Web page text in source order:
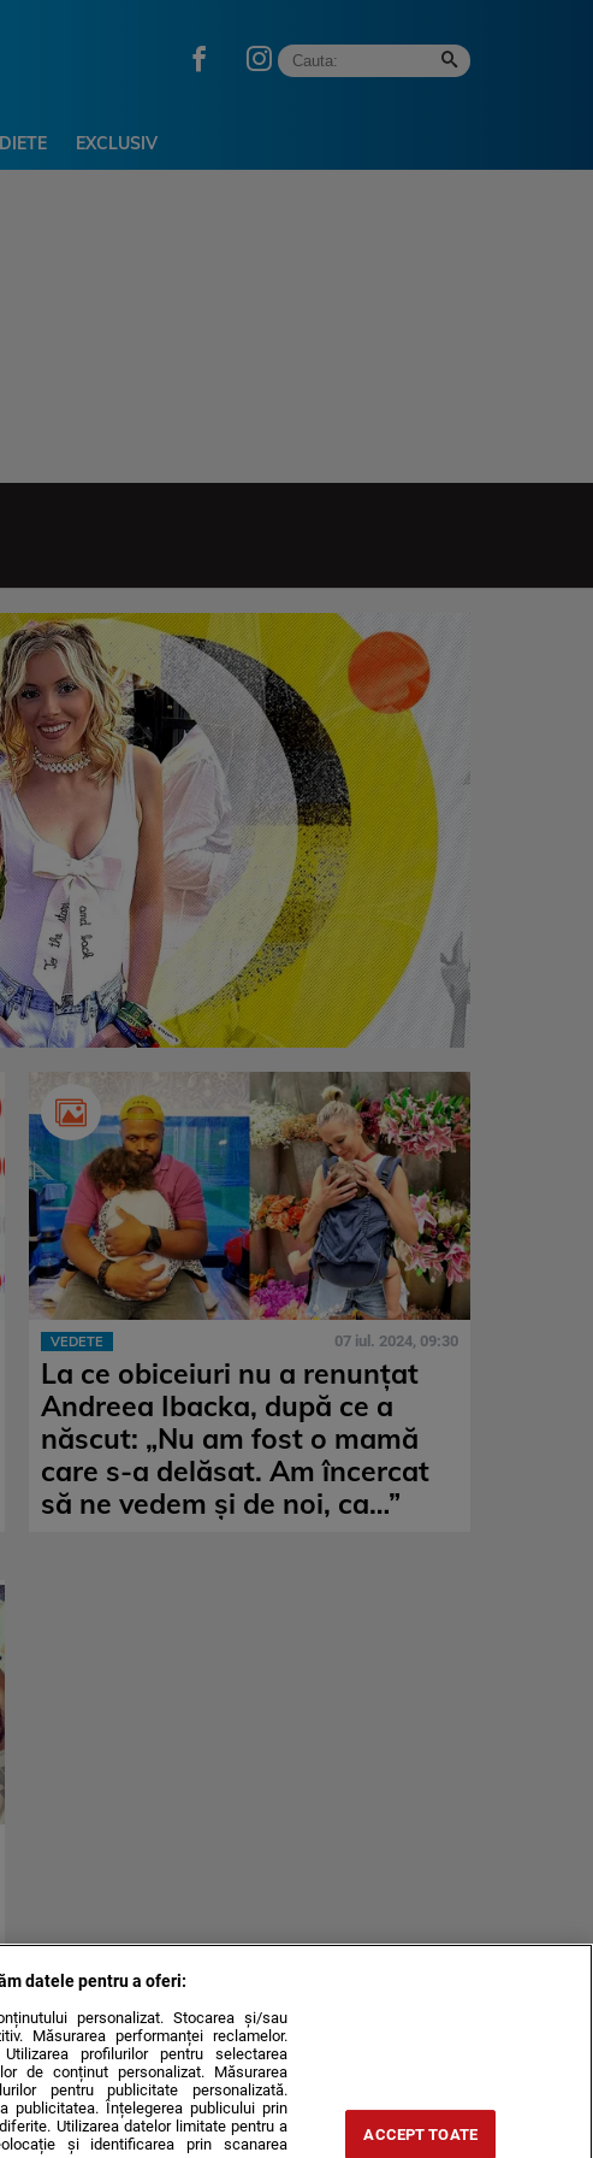
EXCLUSIV
VEDETE 07 iul. 2024, 09:30
La ce obiceiuri nu a renunțat
Andreea Ibacka, după ce a
născut: „Nu am fost o mamă
care s-a delăsat. Am încercat
să ne vedem și de noi, ca…”
datele pentru a oferi:
personalizat. Stocarea și/sau
Măsurarea performanței reclamelor.
profilurilor pentru selectarea
de conținut personalizat. Măsurarea
pentru publicitate personalizată.
publicitatea. Înțelegerea publicului prin
Utilizarea datelor limitate pentru a
și identificarea prin scanarea
ACCEPT TOATE